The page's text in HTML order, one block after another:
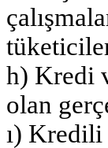
h) Kredi
olan
ı) Kredili